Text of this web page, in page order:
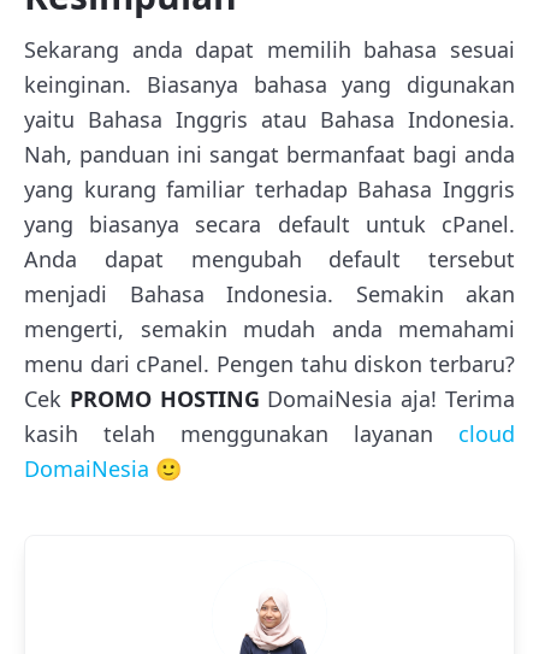
Sekarang anda dapat memilih bahasa sesuai
keinginan. Biasanya bahasa yang digunakan
yaitu Bahasa Inggris atau Bahasa Indonesia.
Nah, panduan ini sangat bermanfaat bagi anda
yang kurang familiar terhadap Bahasa Inggris
yang biasanya secara default untuk cPanel.
Anda dapat mengubah default tersebut
menjadi Bahasa Indonesia. Semakin akan
mengerti, semakin mudah anda memahami
menu dari cPanel. Pengen tahu diskon terbaru?
Cek PROMO HOSTING DomaiNesia aja! Terima
kasih telah menggunakan layanan cloud
DomaiNesia 🙂